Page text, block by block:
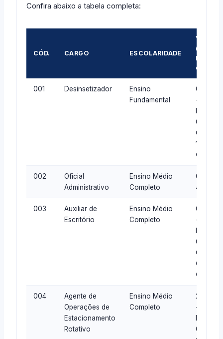
Confira abaixo a tabela completa:
CÓD. CARGO ESCOLARIDADE
VAGAS
(AC +
PCD +
COTA)
001 Desinsetizador
Ensino
Fundamental
09 AC
+ 01
02
Cota =
12 +
CR
002
Oficial
Administrativo
Ensino Médio
Completo
01 AC
=
003
Auxiliar de
Escritório
Ensino Médio
Completo
03 AC
+ 01
01
Cota =
05 +
CR
004
Agente de
Operações de
Estacionamento
Rotativo
Ensino Médio
Completo
22 AC
+ 02
06